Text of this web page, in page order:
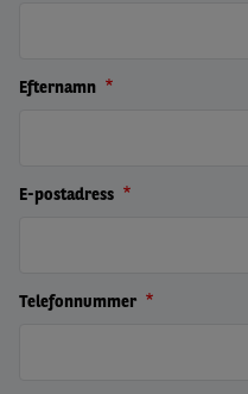
Efternamn
E-postadress
Telefonnummer